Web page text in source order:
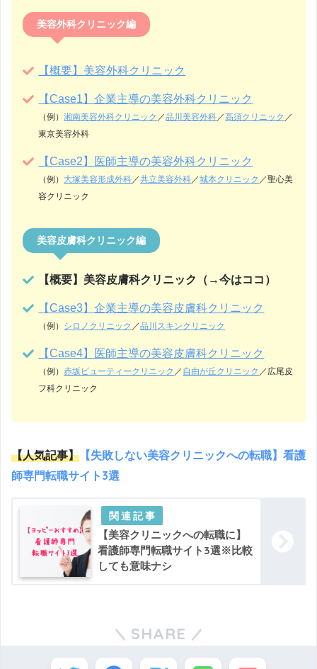
美容外科クリニック編
【概要】美容外科クリニック
【Case1】企業主導の美容外科クリニック
（例）湘南美容外科クリニック ／品川美容外科／高須クリニック ／
東京美容外科
【Case2】医師主導の美容外科クリニック
（例） 大塚美容形成外科／共立美容外科／城本クリニック ／聖心美
容クリニック
美容皮膚科クリニック編
【概要】美容皮膚科クリニック（→今はココ）
【Case3】企業主導の美容皮膚科クリニック
（例） シロノクリニック ／品川スキンクリニック
【Case4】医師主導の美容皮膚科クリニック
（例）赤坂ビューティークリニック ／ 自由が丘クリニック ／広尾皮
フ科クリニック
【人気記事】 【失敗しない美容クリニックへの転職】看護
師専門転職サイト3選
【美容クリニックへの転職に】
看護師専門転職サイト3選※比較
しても意味ナシ
SHARE